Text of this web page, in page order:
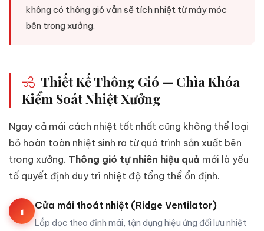
không có thông gió vẫn sẽ tích nhiệt từ máy móc
bên trong xưởng.
Thiết Kế Thông Gió — Chìa Khóa
Kiểm Soát Nhiệt Xưởng
Ngay cả mái cách nhiệt tốt nhất cũng không thể loại
bỏ hoàn toàn nhiệt sinh ra từ quá trình sản xuất bên
trong xưởng. Thông gió tự nhiên hiệu quả mới là yếu
tố quyết định duy trì nhiệt độ tổng thể ổn định.
1 Cửa mái thoát nhiệt (Ridge Ventilator)
Lắp dọc theo đỉnh mái, tận dụng hiệu ứng đối lưu nhiệt